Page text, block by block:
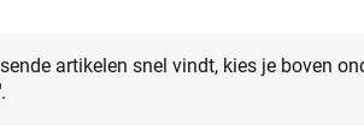
artikelen snel vindt, kies je boven
.